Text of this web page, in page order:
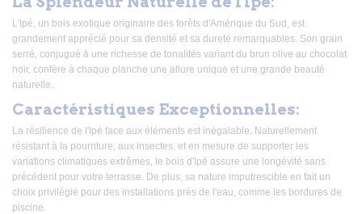
L'Ipé, un bois exotique originaire des forêts d'Amérique du Sud, est
grandement apprécié pour sa densité et sa dureté remarquables. Son grain
serré, conjugué à une richesse de tonalités variant du brun olive au chocolat
noir, confère à chaque planche une allure unique et une grande beauté
naturelle.
Caractéristiques Exceptionnelles:
La résilience de l'Ipé face aux éléments est inégalable. Naturellement
résistant à la pourriture, aux insectes, et en mesure de supporter les
variations climatiques extrêmes, le bois d'Ipé assure une longévité sans
précédent pour votre terrasse. De plus, sa nature imputrescible en fait un
choix privilégié pour des installations près de l'eau, comme les bordures de
piscine.